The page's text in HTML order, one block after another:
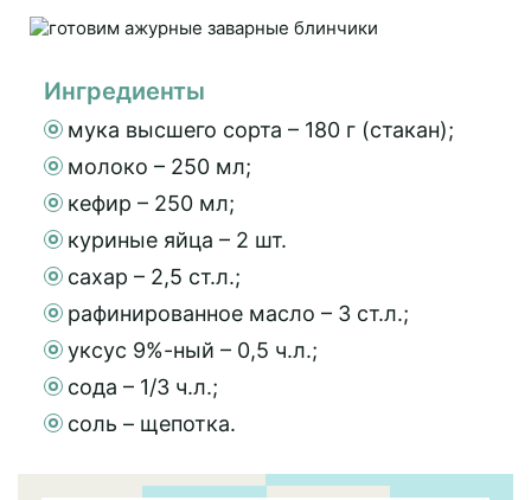
Ингредиенты
мука высшего сорта – 180 г (стакан);
молоко – 250 мл;
кефир – 250 мл;
куриные яйца – 2 шт.
сахар – 2,5 ст.л.;
рафинированное масло – 3 ст.л.;
уксус 9%-ный – 0,5 ч.л.;
сода – 1/3 ч.л.;
соль – щепотка.